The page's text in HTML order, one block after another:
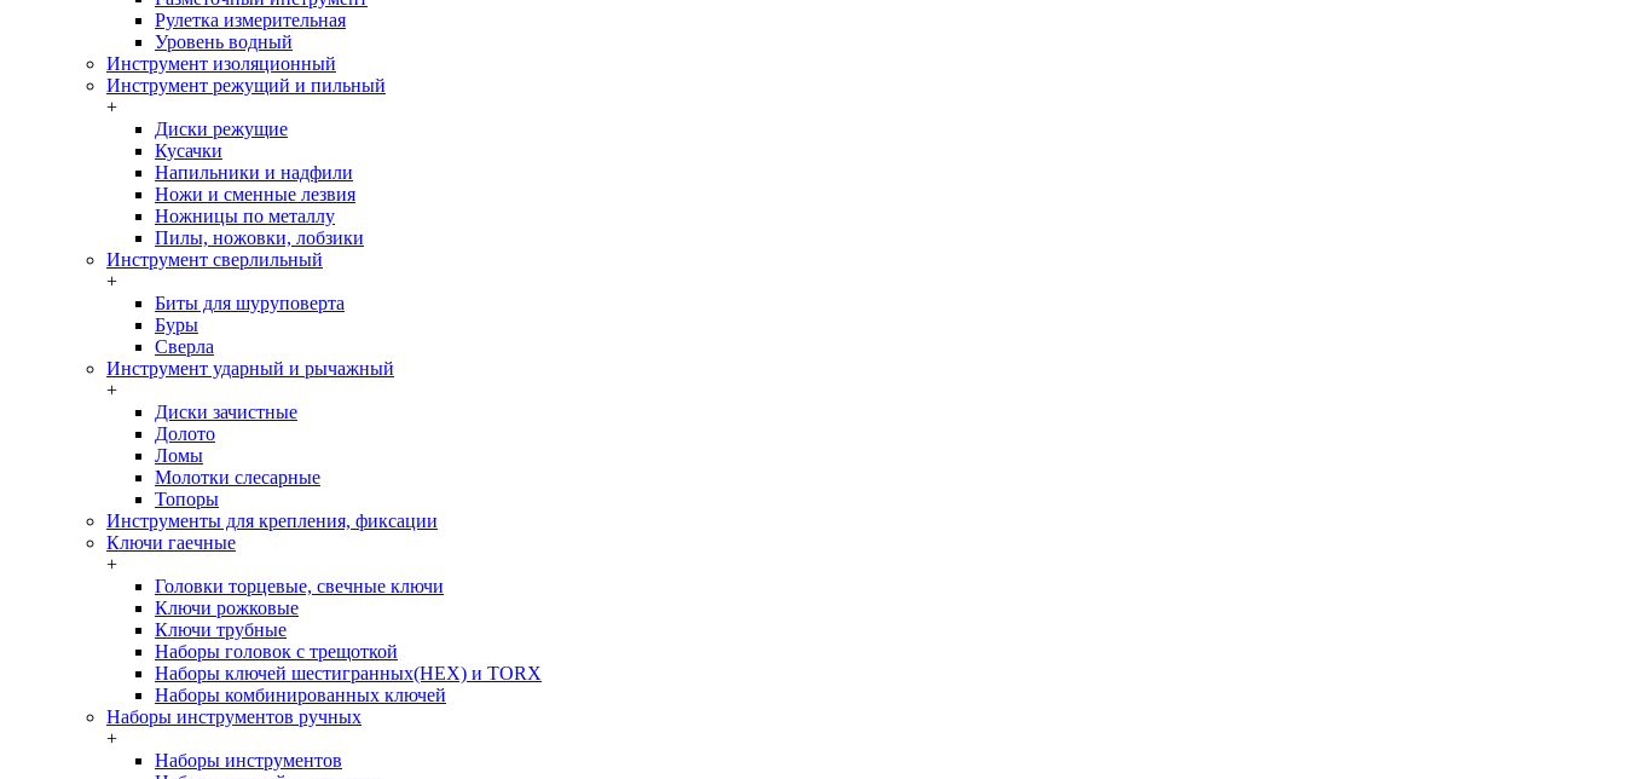
Рулетка измерительная
Уровень водный
Инструмент изоляционный
Инструмент режущий и пильный
+
Диски режущие
Кусачки
Напильники и надфили
Ножи и сменные лезвия
Ножницы по металлу
Пилы, ножовки, лобзики
Инструмент сверлильный
+
Биты для шуруповерта
Буры
Сверла
Инструмент ударный и рычажный
+
Диски зачистные
Долото
Ломы
Молотки слесарные
Топоры
Инструменты для крепления, фиксации
Ключи гаечные
+
Головки торцевые, свечные ключи
Ключи рожковые
Ключи трубные
Наборы головок c трещоткой
Наборы ключей шестигранных(HEX) и TORX
Наборы комбинированных ключей
Наборы инструментов ручных
+
Наборы инструментов